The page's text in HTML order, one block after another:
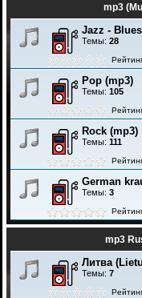
mp3
Jazz -
Темы: 28
Pop (mp3)
Темы: 105
Rock (mp3)
Темы: 111
German
Темы: 3
mp3
Литва
Темы: 7